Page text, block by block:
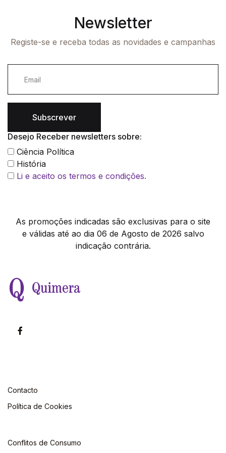
Newsletter
Registe-se e receba todas as novidades e campanhas
Subscrever
Desejo Receber newsletters sobre:
Ciência Política
História
Li e aceito os termos e condições.
As promoções indicadas são exclusivas para o site
e válidas até ao dia 06 de Agosto de 2026 salvo
indicação contrária.
Contacto
Política de Cookies
Conflitos de Consumo